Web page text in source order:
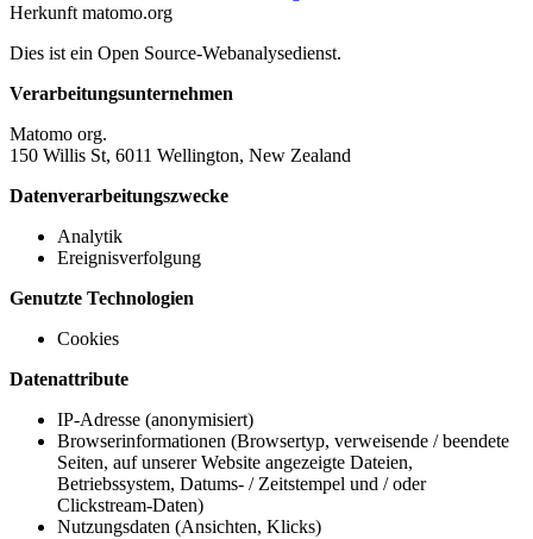
Herkunft matomo.org
Dies ist ein Open Source-Webanalysedienst.
Verarbeitungsunternehmen
Matomo org.
150 Willis St, 6011 Wellington, New Zealand
Datenverarbeitungszwecke
Analytik
Ereignisverfolgung
Genutzte Technologien
Cookies
Datenattribute
IP-Adresse (anonymisiert)
Browserinformationen (Browsertyp, verweisende / beendete
Seiten, auf unserer Website angezeigte Dateien,
Betriebssystem, Datums- / Zeitstempel und / oder
Clickstream-Daten)
Nutzungsdaten (Ansichten, Klicks)